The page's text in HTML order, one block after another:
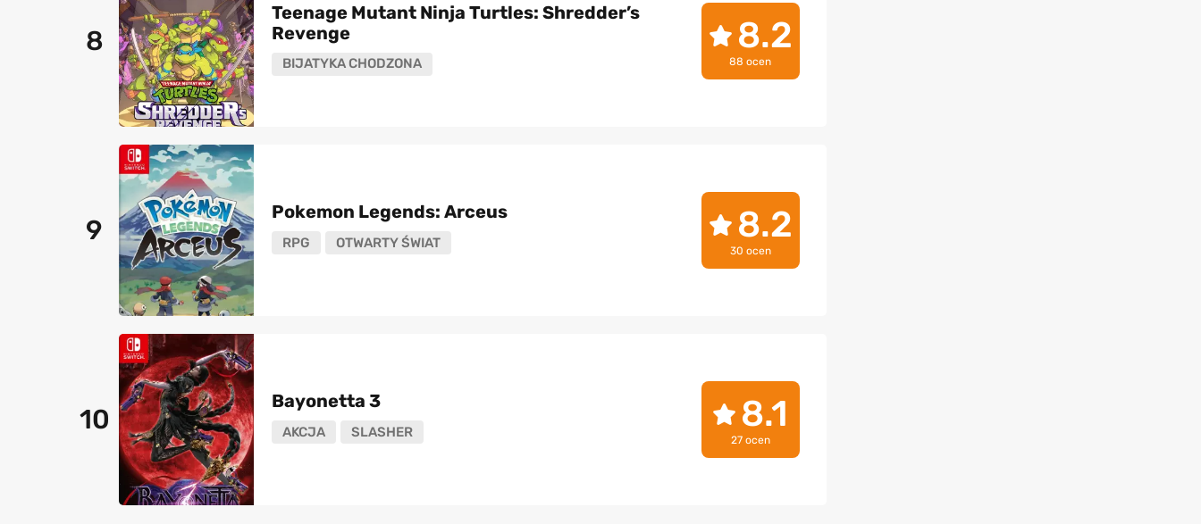
8
Teenage Mutant Ninja Turtles: Shredder’s
Revenge
BIJATYKA CHODZONA
8.2
88 ocen
9
Pokemon Legends: Arceus
RPG OTWARTY ŚWIAT 8.2
30 ocen
10
Bayonetta 3
AKCJA SLASHER 8.1
27 ocen